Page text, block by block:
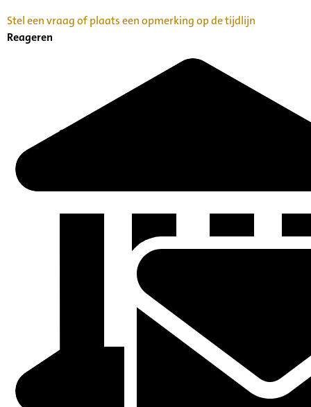
Stel een vraag of plaats een opmerking op de tijdlijn
Reageren